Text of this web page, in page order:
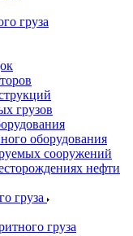
груза
грузов
оборудования
сооружений
нефти
груза
груза